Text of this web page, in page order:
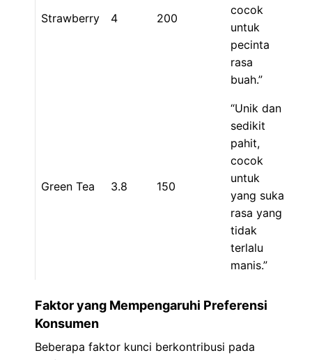
Strawberry 4 200
cocok
untuk
pecinta
rasa
buah.”
Green Tea 3.8 150
“Unik dan
sedikit
pahit,
cocok
untuk
yang suka
rasa yang
tidak
terlalu
manis.”
Faktor yang Mempengaruhi Preferensi
Konsumen
Beberapa faktor kunci berkontribusi pada